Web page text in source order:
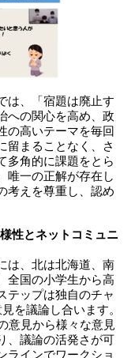
は、「宿題は廃止す
への関心を高め、政
の高いテーマを毎回
留まることなく、さ
多角的に課題をとら
唯一の正解が存在し
考えを尊重し、認め
性とネットコミュニ
は、北は北海道、南
全国の小学生から高
テップは独自のチャ
を議論し合います。
意見から様々な意見
、議論の活発さが可
ラインでワークショ